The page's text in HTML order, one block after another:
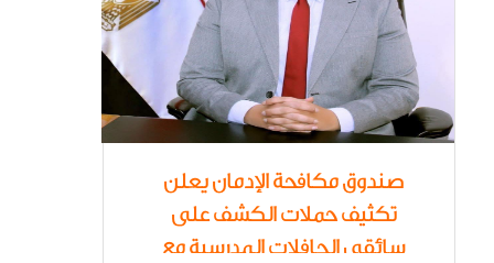
صندوق مكافحة الإدمان يعلن
تكثيف حملات الكشف على
سائقي الحافلات المدرسية مع